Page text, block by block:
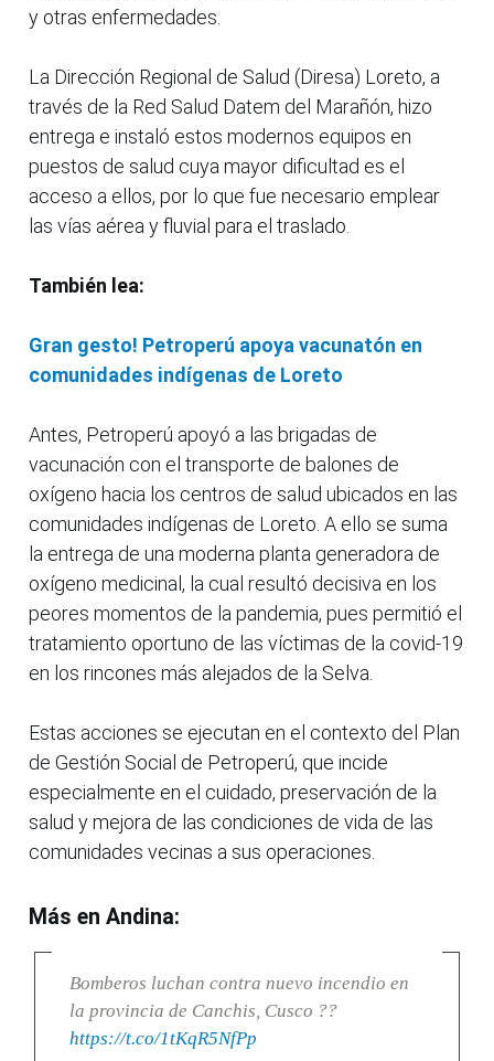
y otras enfermedades.
La Dirección Regional de Salud (Diresa) Loreto, a
través de la Red Salud Datem del Marañón, hizo
entrega e instaló estos modernos equipos en
puestos de salud cuya mayor dificultad es el
acceso a ellos, por lo que fue necesario emplear
las vías aérea y fluvial para el traslado.
También lea:
Gran gesto! Petroperú apoya vacunatón en
comunidades indígenas de Loreto
Antes, Petroperú apoyó a las brigadas de
vacunación con el transporte de balones de
oxígeno hacia los centros de salud ubicados en las
comunidades indígenas de Loreto. A ello se suma
la entrega de una moderna planta generadora de
oxígeno medicinal, la cual resultó decisiva en los
peores momentos de la pandemia, pues permitió el
tratamiento oportuno de las víctimas de la covid-19
en los rincones más alejados de la Selva.
Estas acciones se ejecutan en el contexto del Plan
de Gestión Social de Petroperú, que incide
especialmente en el cuidado, preservación de la
salud y mejora de las condiciones de vida de las
comunidades vecinas a sus operaciones.
Más en Andina:
Bomberos luchan contra nuevo incendio en
la provincia de Canchis, Cusco ??
https://t.co/1tKqR5NfPp